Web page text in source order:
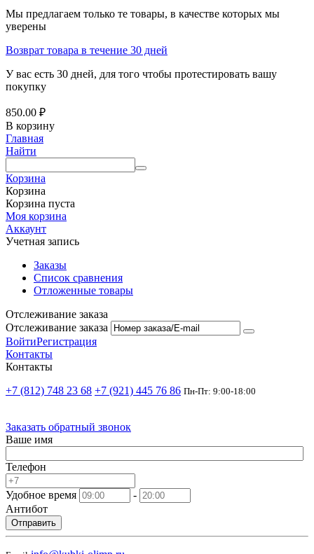
Мы предлагаем только те товары, в качестве которых мы
уверены
Возврат товара в течение 30 дней
У вас есть 30 дней, для того чтобы протестировать вашу
покупку
850.00 ₽
В корзину
Главная
Найти
Корзина
Корзина
Корзина пуста
Моя корзина
Аккаунт
Учетная запись
Заказы
Список сравнения
Отложенные товары
Отслеживание заказа
Отслеживание заказа
ВойтиРегистрация
Контакты
Контакты
+7 (812) 748 23 68 +7 (921) 445 76 86 Пн-Пт: 9:00-18:00
Заказать обратный звонок
Ваше имя
Телефон
Удобное время
-
Антибот
Отправить